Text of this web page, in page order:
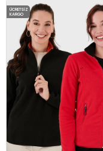
ÜCRETSIZ
KARGO